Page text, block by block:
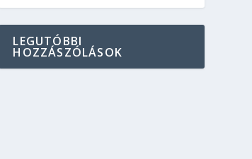
LEGUTÓBBI
HOZZÁSZÓLÁSOK